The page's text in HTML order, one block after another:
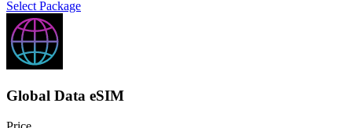
Select Package
Global Data eSIM